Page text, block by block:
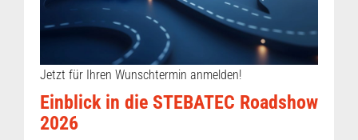
Jetzt für Ihren Wunschtermin anmelden!
Einblick in die STEBATEC Roadshow
2026